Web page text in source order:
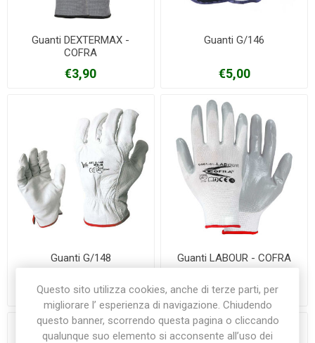
Guanti DEXTERMAX -
COFRA
€3,90
Guanti G/146
€5,00
Guanti G/148
€4,50
Guanti LABOUR - COFRA
€2,70
Questo sito utilizza cookies, anche di terze parti, per
migliorare l’ esperienza di navigazione. Chiudendo
questo banner, scorrendo questa pagina o cliccando
qualunque suo elemento si acconsente all’uso dei